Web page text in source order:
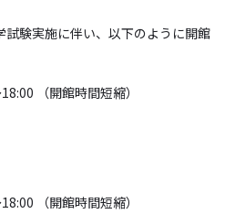
験実施に伴い、以下のように開館
（開館時間短縮）
（開館時間短縮）